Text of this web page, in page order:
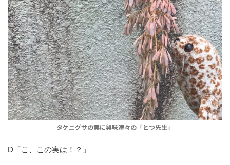
タケニグサの実に興味津々の「とつ先生」
D「こ、この実は！？」